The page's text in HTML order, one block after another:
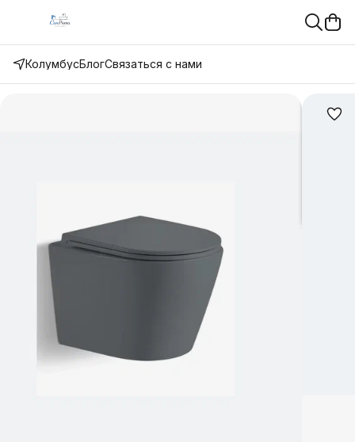
КолумбусБлогСвязаться с нами